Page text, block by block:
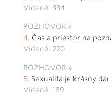
Videné: 334
ROZHOVOR
Čas a priestor na
Videné: 220
ROZHOVOR
Sexualita je krásny dar
Videné: 189